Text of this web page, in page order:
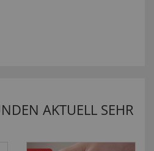
AKTUELL SEHR